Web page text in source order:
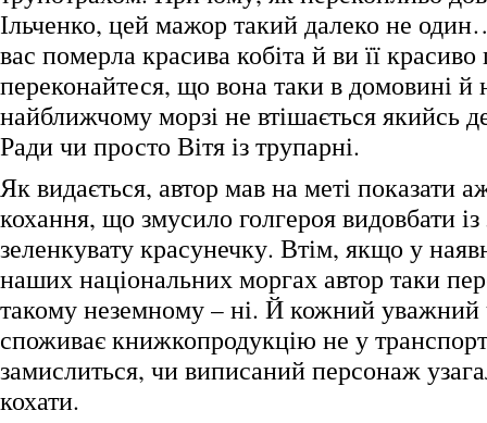
Ільченко, цей мажор такий далеко не
вас померла красива кобіта й ви її
переконайтеся, що вона таки в домовині й
найближчому морзі не втішається якийсь
Ради чи просто Вітя із трупарні.
Як видається, автор мав на меті показати
кохання, що змусило голгероя видовбати
зеленкувату красунечку. Втім, якщо у
наших національних моргах автор таки
такому неземному – ні. Й кожний уважний
споживає книжкопродукцію не у
замислиться, чи виписаний персонаж
кохати.